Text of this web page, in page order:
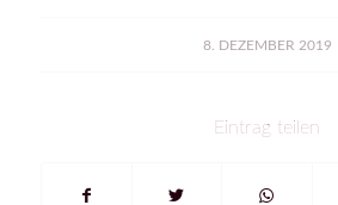
8. DEZEMBER 2019
Eintrag teilen